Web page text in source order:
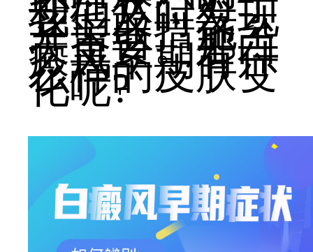
我们及时发现
并采取措施至
关重要。那白
癜风早期有什
么样的皮肤变
化呢?